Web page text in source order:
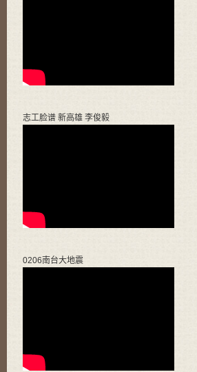
志工脸谱 新高雄 李俊毅
0206南台大地震